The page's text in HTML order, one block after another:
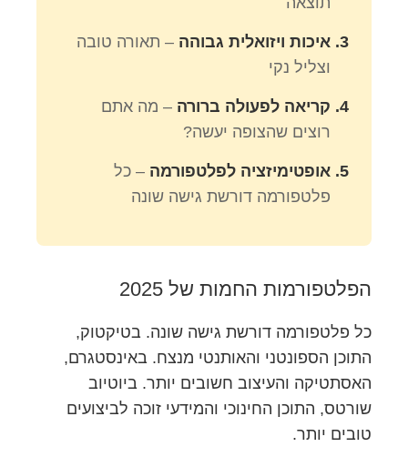
איכות ויזואלית גבוהה – תאורה טובה
וצליל נקי
קריאה לפעולה ברורה – מה אתם
רוצים שהצופה יעשה?
אופטימיזציה לפלטפורמה – כל
פלטפורמה דורשת גישה שונה
הפלטפורמות החמות של 2025
כל פלטפורמה דורשת גישה שונה. בטיקטוק,
התוכן הספונטני והאותנטי מנצח. באינסטגרם,
האסתטיקה והעיצוב חשובים יותר. ביוטיוב
שורטס, התוכן החינוכי והמידעי זוכה לביצועים
טובים יותר.